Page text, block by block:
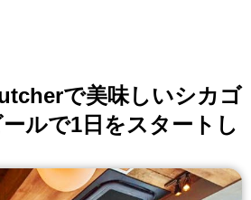
で美味しいシカゴ
ルで1日をスタートし